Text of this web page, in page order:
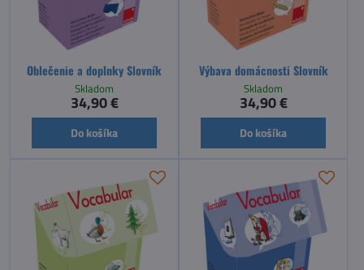
Oblečenie a doplnky Slovník
Skladom
34,90 €
Do košíka
Výbava domácnosti Slovník
Skladom
34,90 €
Do košíka